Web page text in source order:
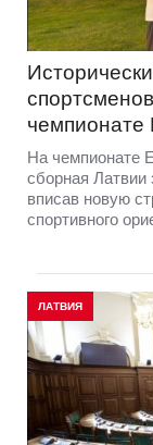
чемпионате
На чемпионате
сборная Латвии
вписав новую
спортивного
ЛАТВИЯ